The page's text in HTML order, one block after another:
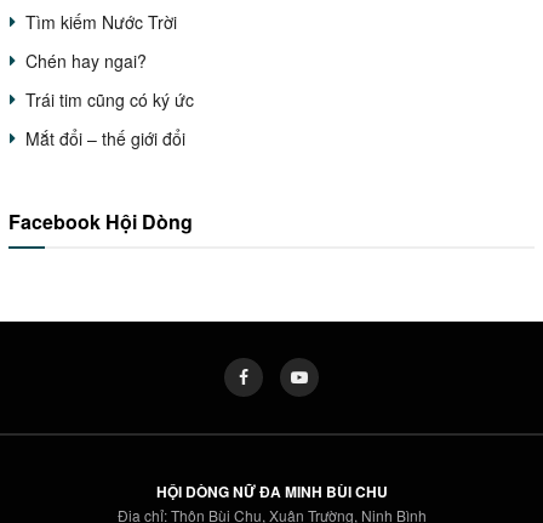
Tìm kiếm Nước Trời
Chén hay ngai?
Trái tim cũng có ký ức
Mắt đổi – thế giới đổi
Facebook Hội Dòng
HỘI DÒNG NỮ ĐA MINH BÙI CHU
Địa chỉ: Thôn Bùi Chu, Xuân Trường, Ninh Bình